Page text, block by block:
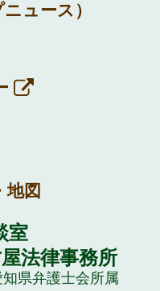
ュース）
地図
室
法律事務所
県弁護士会所属